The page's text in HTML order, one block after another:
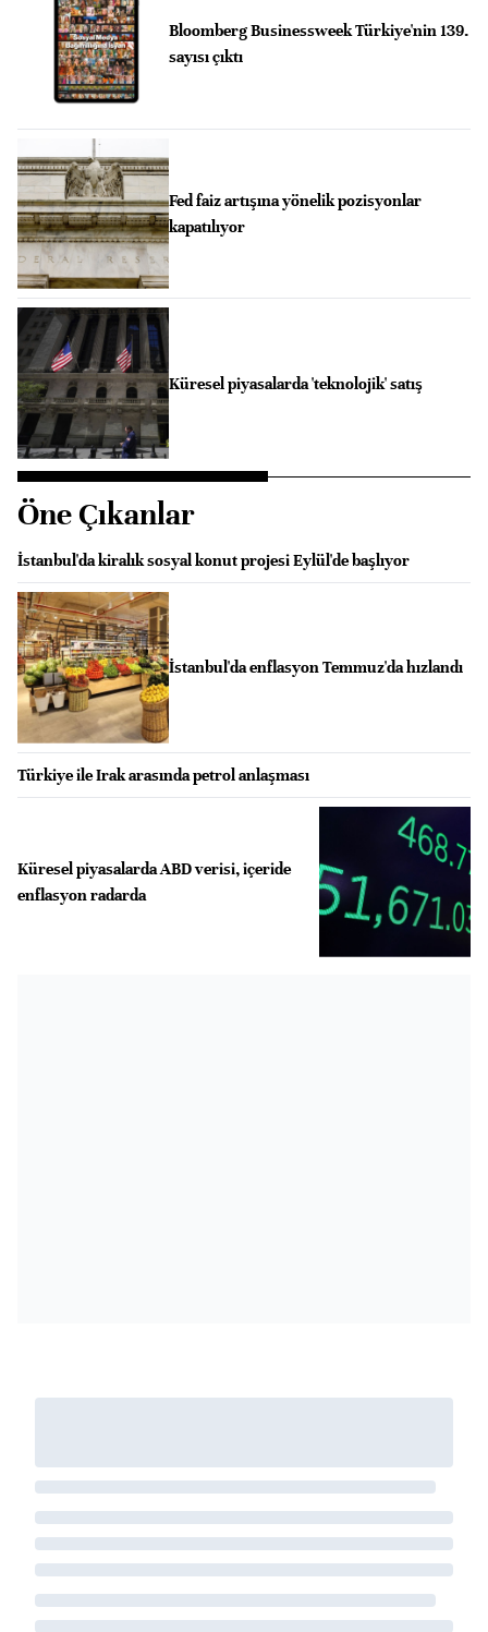
Bloomberg Businessweek Türkiye'nin 139.
sayısı çıktı
Fed faiz artışına yönelik pozisyonlar
kapatılıyor
Küresel piyasalarda 'teknolojik' satış
Öne Çıkanlar
İstanbul'da kiralık sosyal konut projesi Eylül'de başlıyor
İstanbul'da enflasyon Temmuz'da hızlandı
Türkiye ile Irak arasında petrol anlaşması
Küresel piyasalarda ABD verisi, içeride
enflasyon radarda